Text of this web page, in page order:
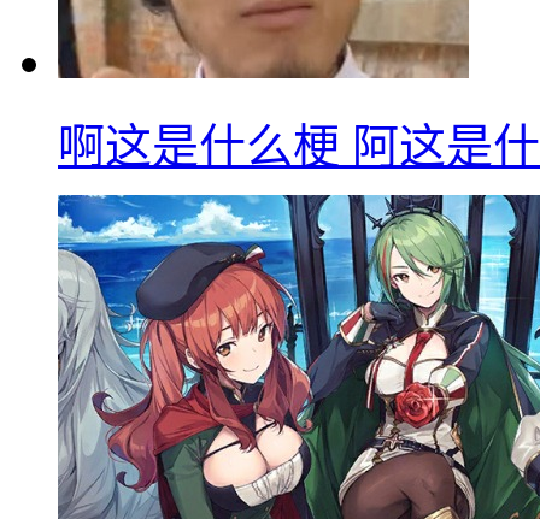
啊这是什么梗 阿这是